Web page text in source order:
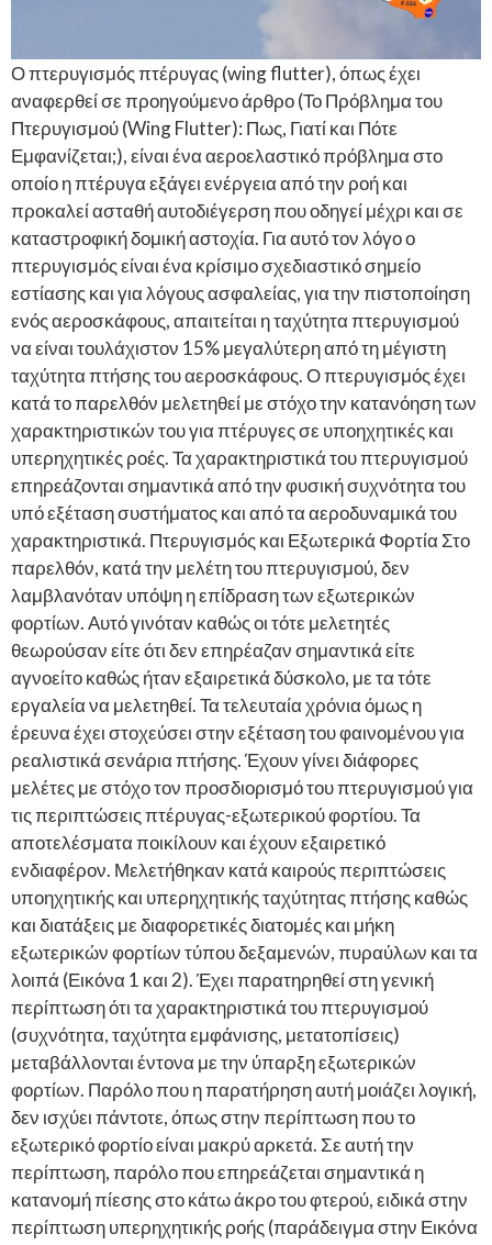
Ο πτερυγισμός πτέρυγας (wing flutter), όπως έχει
αναφερθεί σε προηγούμενο άρθρο (Το Πρόβλημα του
Πτερυγισμού (Wing Flutter): Πως, Γιατί και Πότε
Εμφανίζεται;), είναι ένα αεροελαστικό πρόβλημα στο
οποίο η πτέρυγα εξάγει ενέργεια από την ροή και
προκαλεί ασταθή αυτοδιέγερση που οδηγεί μέχρι και σε
καταστροφική δομική αστοχία. Για αυτό τον λόγο ο
πτερυγισμός είναι ένα κρίσιμο σχεδιαστικό σημείο
εστίασης και για λόγους ασφαλείας, για την πιστοποίηση
ενός αεροσκάφους, απαιτείται η ταχύτητα πτερυγισμού
να είναι τουλάχιστον 15% μεγαλύτερη από τη μέγιστη
ταχύτητα πτήσης του αεροσκάφους. Ο πτερυγισμός έχει
κατά το παρελθόν μελετηθεί με στόχο την κατανόηση των
χαρακτηριστικών του για πτέρυγες σε υποηχητικές και
υπερηχητικές ροές. Τα χαρακτηριστικά του πτερυγισμού
επηρεάζονται σημαντικά από την φυσική συχνότητα του
υπό εξέταση συστήματος και από τα αεροδυναμικά του
χαρακτηριστικά. Πτερυγισμός και Εξωτερικά Φορτία Στο
παρελθόν, κατά την μελέτη του πτερυγισμού, δεν
λαμβλανόταν υπόψη η επίδραση των εξωτερικών
φορτίων. Αυτό γινόταν καθώς οι τότε μελετητές
θεωρούσαν είτε ότι δεν επηρέαζαν σημαντικά είτε
αγνοείτο καθώς ήταν εξαιρετικά δύσκολο, με τα τότε
εργαλεία να μελετηθεί. Τα τελευταία χρόνια όμως η
έρευνα έχει στοχεύσει στην εξέταση του φαινομένου για
ρεαλιστικά σενάρια πτήσης. Έχουν γίνει διάφορες
μελέτες με στόχο τον προσδιορισμό του πτερυγισμού για
τις περιπτώσεις πτέρυγας-εξωτερικού φορτίου. Τα
αποτελέσματα ποικίλουν και έχουν εξαιρετικό
ενδιαφέρον. Μελετήθηκαν κατά καιρούς περιπτώσεις
υποηχητικής και υπερηχητικής ταχύτητας πτήσης καθώς
και διατάξεις με διαφορετικές διατομές και μήκη
εξωτερικών φορτίων τύπου δεξαμενών, πυραύλων και τα
λοιπά (Εικόνα 1 και 2). Έχει παρατηρηθεί στη γενική
περίπτωση ότι τα χαρακτηριστικά του πτερυγισμού
(συχνότητα, ταχύτητα εμφάνισης, μετατοπίσεις)
μεταβάλλονται έντονα με την ύπαρξη εξωτερικών
φορτίων. Παρόλο που η παρατήρηση αυτή μοιάζει λογική,
δεν ισχύει πάντοτε, όπως στην περίπτωση που το
εξωτερικό φορτίο είναι μακρύ αρκετά. Σε αυτή την
περίπτωση, παρόλο που επηρεάζεται σημαντικά η
κατανομή πίεσης στο κάτω άκρο του φτερού, ειδικά στην
περίπτωση υπερηχητικής ροής (παράδειγμα στην Εικόνα